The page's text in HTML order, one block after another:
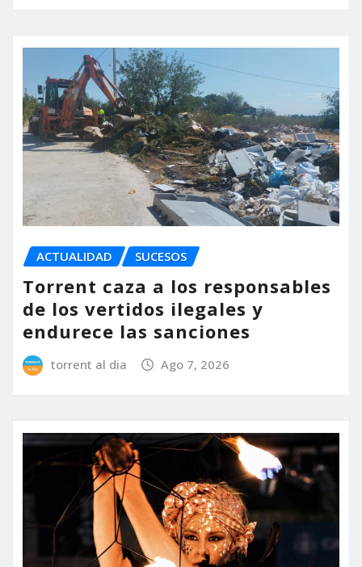
ACTUALIDAD SUCESOS
Torrent caza a los responsables
de los vertidos ilegales y
endurece las sanciones
torrent al dia Ago 7, 2026